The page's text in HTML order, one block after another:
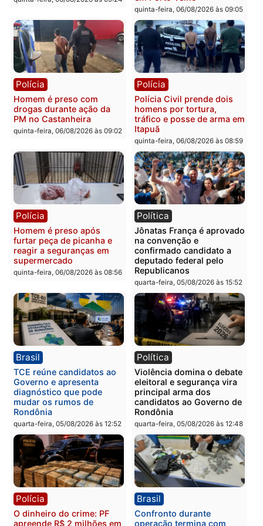
Você também vai querer ler...
Policiais militares
recuperam moto furtada e
prendem trio na zona
Leste
quinta-feira, 06/08/2026 às 09:28
Polícia
Jovem é encontrado
na Rua dos Cravos e
é investigado pela
em RO
quinta-feira, 06/08/2026 às
Homem é esfaqueado no
tórax durante briga com
vizinho no bairro Ulysses
Guimarães
quinta-feira, 06/08/2026 às 09:24
Polícia
Três suspeitos ligados a
facção criminosa são
presos por receptação e
adulteração de veículos
em Porto Velho
quinta-feira, 06/08/2026 às
Polícia
Homem é preso com
drogas durante ação da
PM no Castanheira
quinta-feira, 06/08/2026 às 09:02
Polícia
Polícia Civil prende dois
homens por tortura,
tráfico e posse de arma
Itapuã
quinta-feira, 06/08/2026 às